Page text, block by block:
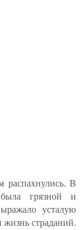
распахнулись. В
грязной и
усталую
жизнь страданий.